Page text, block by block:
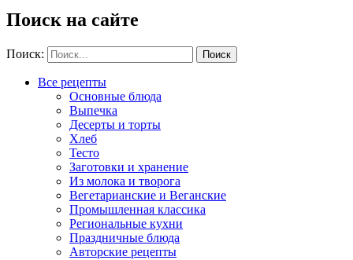
Поиск на сайте
Поиск:
Все рецепты
Основные блюда
Выпечка
Десерты и торты
Хлеб
Тесто
Заготовки и хранение
Из молока и творога
Вегетарианские и Веганские
Промышленная классика
Региональные кухни
Праздничные блюда
Авторские рецепты